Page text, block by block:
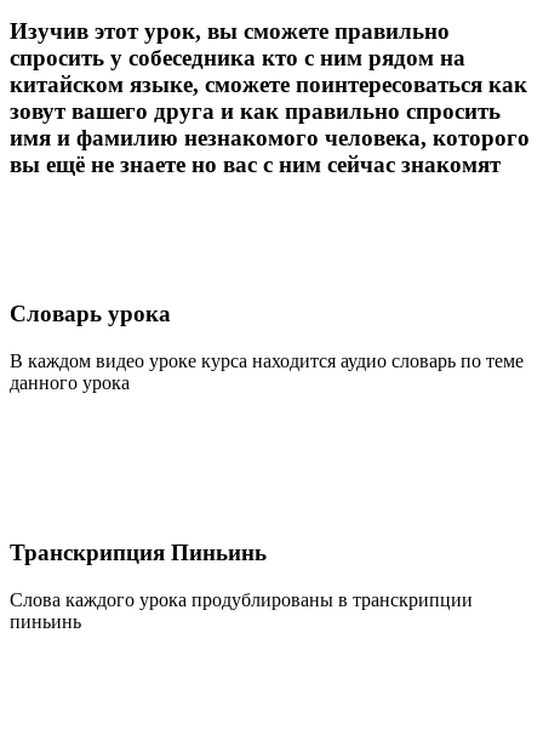
Изучив этот урок, вы сможете правильно
спросить у собеседника кто с ним рядом на
китайском языке, сможете поинтересоваться как
зовут вашего друга и как правильно спросить
имя и фамилию незнакомого человека, которого
вы ещё не знаете но вас с ним сейчас знакомят
Словарь урока
В каждом видео уроке курса находится аудио словарь по теме
данного урока
Транскрипция Пиньинь
Слова каждого урока продублированы в транскрипции
пиньинь